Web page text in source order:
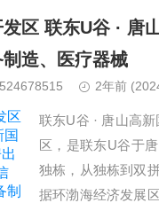
区 联东U谷 · 唐
造、医疗器械
2年前
联东U谷 · 唐山高
区，是联东U谷于
独栋，从独栋到双
据环渤海经济发展